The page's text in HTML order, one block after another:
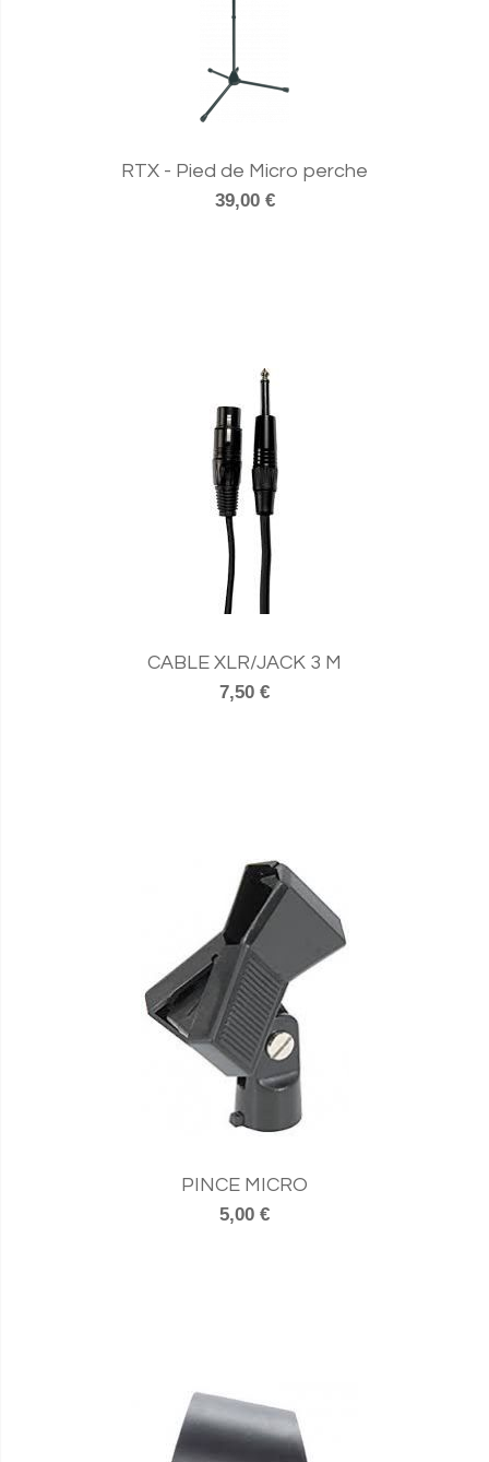
RTX - Pied de Micro perche
39,00 €
CABLE XLR/JACK 3 M
7,50 €
PINCE MICRO
5,00 €